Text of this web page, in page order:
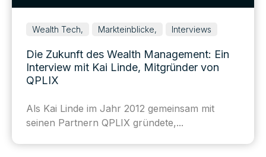
Wealth Tech, Markteinblicke, Interviews
Die Zukunft des Wealth Management: Ein
Interview mit Kai Linde, Mitgründer von
QPLIX
Als Kai Linde im Jahr 2012 gemeinsam mit
seinen Partnern QPLIX gründete,...